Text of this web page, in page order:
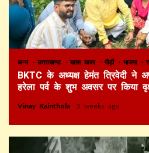
अन्य उत्तराखण्ड खास खबर पौड़ी भाजपा
BKTC के अध्यक्ष हेमंत त्रिवेदी ने
हरेला पर्व के शुभ अवसर पर किया
Vinay Kainthola 3 weeks ago